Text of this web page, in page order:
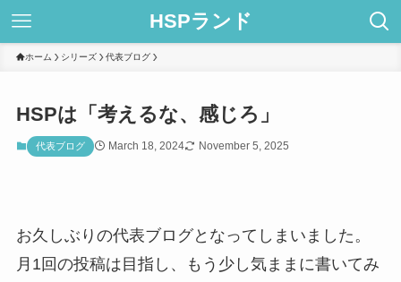
HSPランド
ホーム シリーズ 代表ブログ
HSPは「考えるな、感じろ」
代表ブログ March 18, 2024 November 5, 2025
お久しぶりの代表ブログとなってしまいました。
月1回の投稿は目指し、もう少し気ままに書いてみ